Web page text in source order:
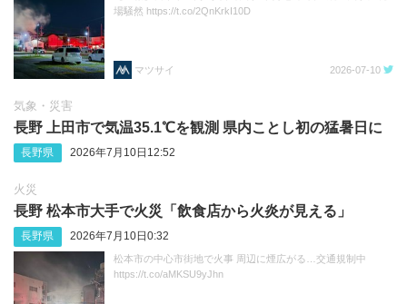
場騒然 https://t.co/2QnKrkI10D
マツサイ 2026-07-10
気象・災害
長野 上田市で気温35.1℃を観測 県内ことし初の猛暑日に
長野県 2026年7月10日12:52
火災
長野 松本市大手で火災「飲食店から火炎が見える」
長野県 2026年7月10日0:32
松本市の中心市街地で火事 周辺に煙広がる…交通規制中
https://t.co/aMKSU9yJhn